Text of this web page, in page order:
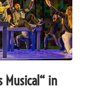
Musical“ in